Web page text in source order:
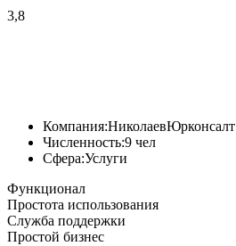
3,8
Компания:НиколаевЮрконсалт
Численность:9 чел
Сфера:Услуги
Функционал
Простота использования
Служба поддержки
Простой бизнес